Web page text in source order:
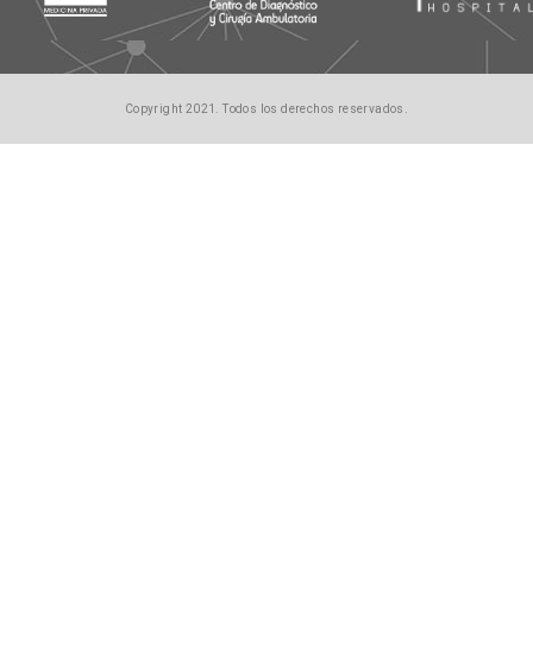
Copyright 2021. Todos los derechos reservados.